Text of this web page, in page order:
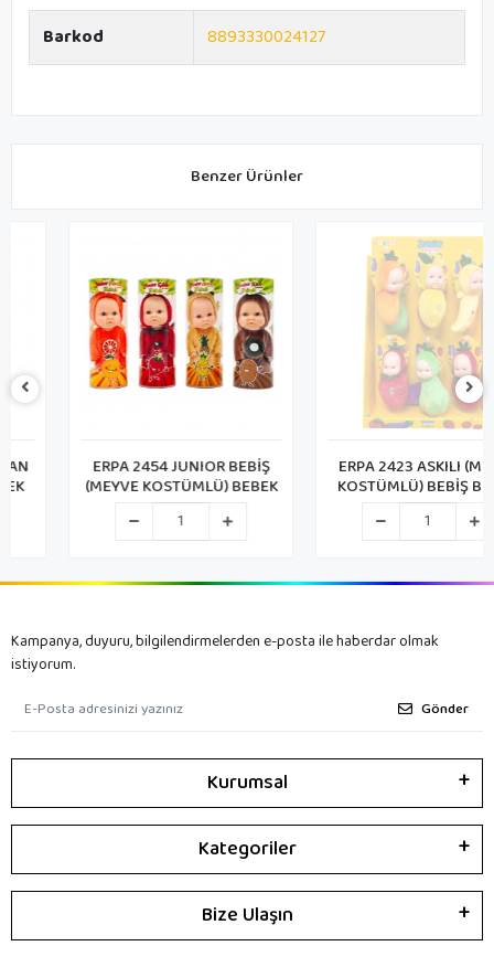
Barkod
8893330024127
Benzer Ürünler
ERPA 2454 JUNIOR BEBİŞ
(MEYVE KOSTÜMLÜ) BEBEK
ERPA 2423 ASKILI (MEYVE
KOSTÜMLÜ) BEBİŞ BEBEK
Kampanya, duyuru, bilgilendirmelerden e-posta ile haberdar olmak
istiyorum.
Gönder
Kurumsal
Kategoriler
Bize Ulaşın